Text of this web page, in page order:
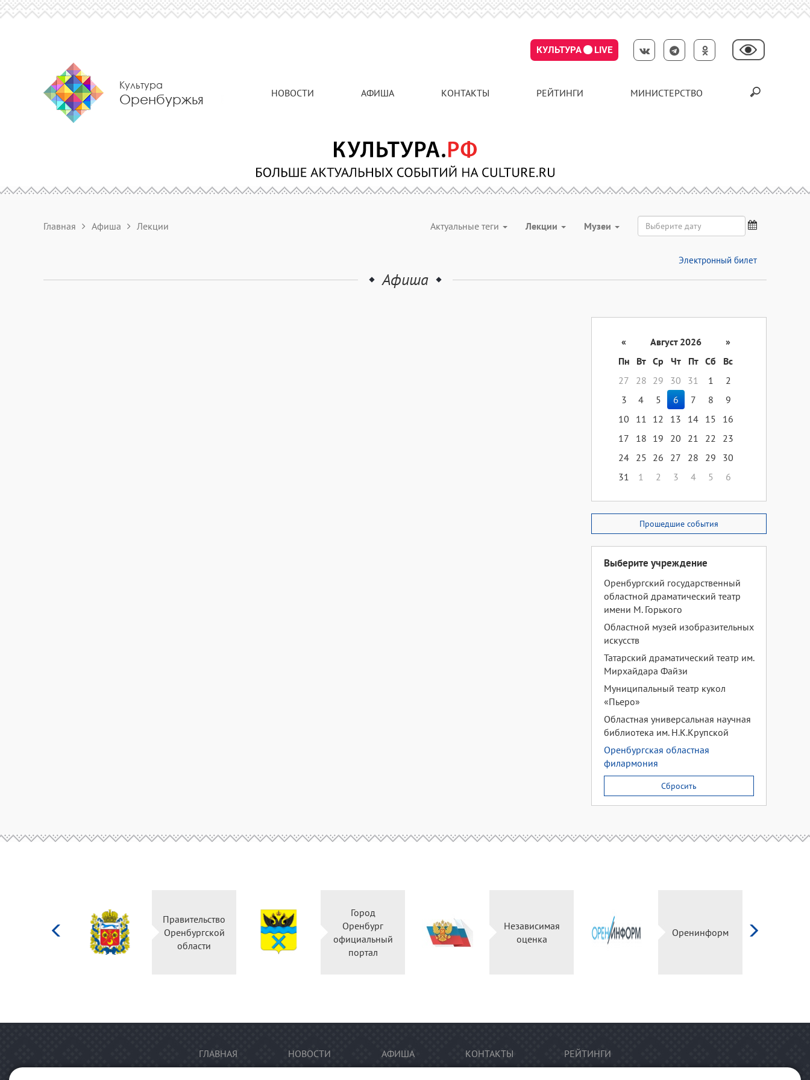
КУЛЬТУРА LIVE
Культура
Оренбуржья НОВОСТИ АФИША КОНТАКТЫ РЕЙТИНГИ МИНИСТЕРСТВО
Главная Афиша Лекции Актуальные теги Лекции Музеи
Электронный билет
Афиша
« Август 2026
»
Пн
Вт Ср Чт Пт Сб
Вс
27
28 29 30 31 1
2
3
4 5 6 7 8
9
10
11 12 13 14 15
16
17
18 19 20 21 22
23
24 25 26 27 28 29
30
31
1 2 3 4 5 6
Прошедшие события
Выберите учреждение
Оренбургский государственный
областной драматический театр
имени М. Горького
Областной музей изобразительных
искусств
Татарский драматический театр им.
Мирхайдара Файзи
Муниципальный театр кукол
«Пьеро»
Областная универсальная научная
библиотека им. Н.К.Крупской
Оренбургская областная
филармония
Сбросить
Правительство
Оренбургской
области
Город
Оренбург
официальный
портал
Независимая
оценка
Оренинформ
ГЛАВНАЯ НОВОСТИ АФИША КОНТАКТЫ РЕЙТИНГИ